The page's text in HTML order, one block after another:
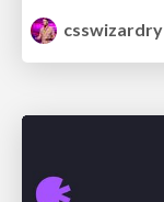
csswizardry